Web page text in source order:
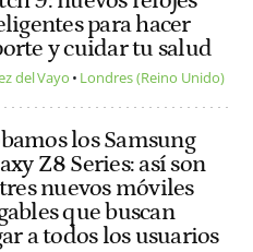
para hacer
y cuidar tu salud
del Vayo Londres (Reino Unido)
los Samsung
Z8 Series: así son
nuevos móviles
que buscan
a todos los usuarios